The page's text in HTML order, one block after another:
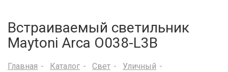
Встраиваемый светильник
Maytoni Arca O038-L3B
Главная Каталог Свет
Уличный